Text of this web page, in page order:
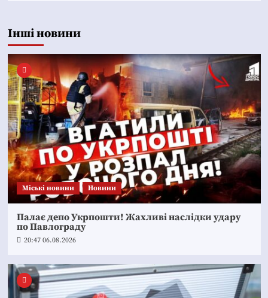
Інші новини
Mіські новини Новини
Палає депо Укрпошти! Жахливі наслідки удару
по Павлограду
20:47 06.08.2026